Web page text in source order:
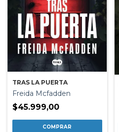
TRAS LA PUERTA
Freida Mcfadden
$45.999,00